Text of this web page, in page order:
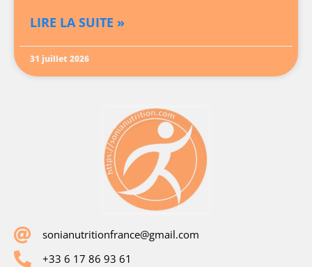
LIRE LA SUITE »
31 juillet 2026
sonianutritionfrance@gmail.com
+33 6 17 86 93 61